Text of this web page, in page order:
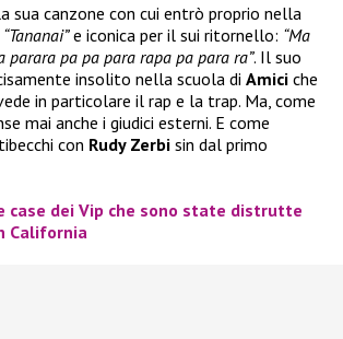
sua canzone con cui entrò proprio nella
“Tananai”e iconica per il sui ritornello: “Ma
parara pa pa para rapa pa para ra”. Il suo
insolito nella scuola di Amici che
in particolare il rap e la trap. Ma, come
mai anche i giudici esterni. E come
con Rudy Zerbi sin dal primo
case dei Vip che sono state distrutte
California